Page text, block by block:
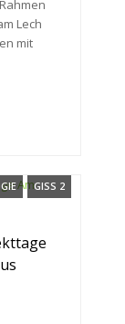
Lech
mit
GISS 2